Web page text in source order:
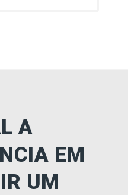
A
EM
UM